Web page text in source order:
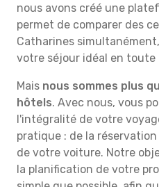
nous avons créé une
permet de comparer des
Catharines
votre séjour idéal en
Mais nous sommes plus
hôtels. Avec nous, vous
l'intégralité de votre
pratique : de la
de votre voiture. Notre
la planification de votre